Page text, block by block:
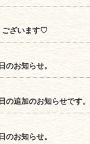
ございます♡
のお知らせ。
の追加のお知らせです。
のお知らせ。